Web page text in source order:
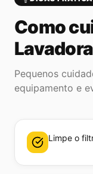
Como
Pequenos
equipamento e
Limpe o